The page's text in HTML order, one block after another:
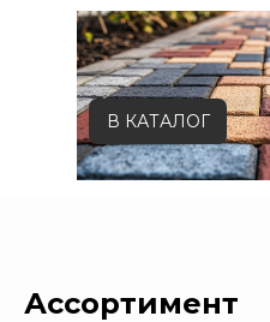
В КАТАЛОГ
Ассортимент